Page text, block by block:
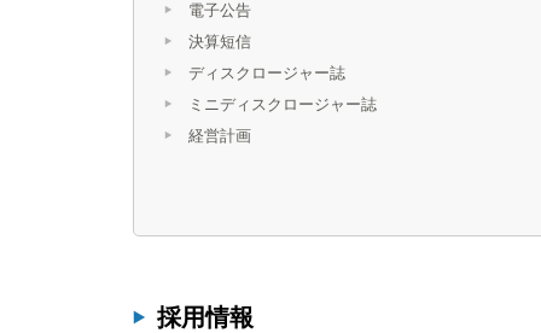
電子公告
決算短信
ディスクロージャー誌
ミニディスクロージャー誌
経営計画
採用情報